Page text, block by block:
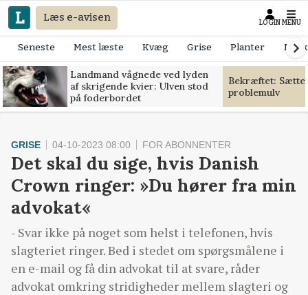
Læs e-avisen LOGIN MENU
Seneste Mest læste Kvæg Grise Planter
Landmand vågnede ved lyden
af skrigende kvier: Ulven stod
på foderbordet
Bekræftet:
problemulv
GRISE 04-10-2023 08:00 FOR ABONNENTER
Det skal du sige, hvis Danish
Crown ringer: »Du hører fra min
advokat«
- Svar ikke på noget som helst i telefonen, hvis
slagteriet ringer. Bed i stedet om spørgsmålene i
en e-mail og få din advokat til at svare, råder
advokat omkring stridigheder mellem slagteri og